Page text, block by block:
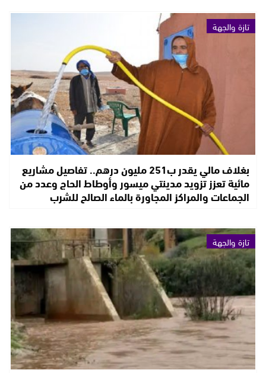
تازة والجهة
بغلاف مالي يقدر ب251 مليون درهم.. تفاصيل مشاريع
مائية تعزز تزويد مدينتي ميسور وأوطاط الحاج وعدد من
الجماعات والمراكز المجاورة بالماء الصالح للشرب
تازة والجهة